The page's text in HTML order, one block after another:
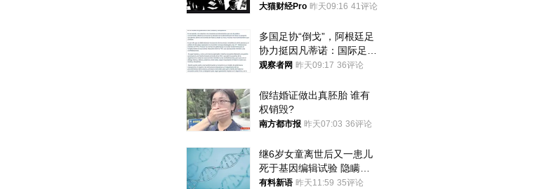
大猫财经Pro 昨天09:16 41评论
多国足协“倒戈”，阿根廷足
协力挺因凡蒂诺：国际足联
今后应继续在其领导下前行
观察者网 昨天09:17 36评论
假结婚证做出真胚胎 谁有
权销毁?
南方都市报 昨天07:03 36评论
继6岁女童离世后又一患儿
死于基因编辑试验 隐瞒一
年才对外披露
有料新语 昨天11:59 35评论